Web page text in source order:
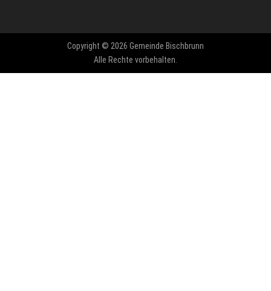
Copyright © 2026 Gemeinde Bischbrunn
Alle Rechte vorbehalten.